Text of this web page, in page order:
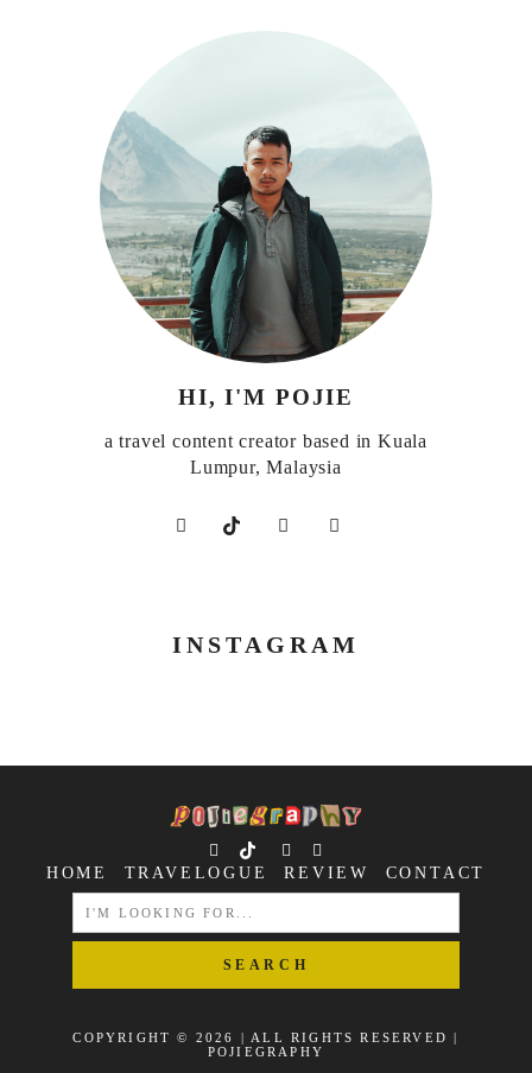
HI, I'M POJIE
a travel content creator based in Kuala
Lumpur, Malaysia
INSTAGRAM
HOME TRAVELOGUE REVIEW CONTACT
SEARCH
COPYRIGHT © 2026 | ALL RIGHTS RESERVED |
POJIEGRAPHY